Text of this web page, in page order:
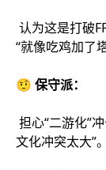
认为这是打破
“就像吃鸡加了
🤨 保守派：
担心“二游化”
文化冲突太大”。